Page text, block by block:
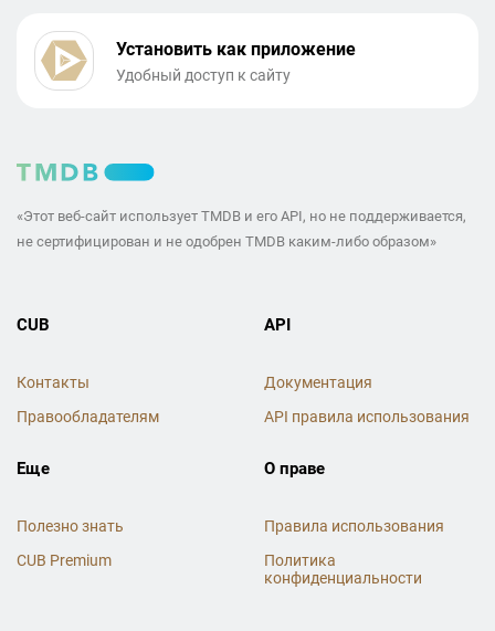
Установить как приложение
Удобный доступ к сайту
«Этот веб-сайт использует TMDB и его API, но не поддерживается,
не сертифицирован и не одобрен TMDB каким-либо образом»
CUB
Контакты
Правообладателям
API
Документация
API правила использования
Еще
Полезно знать
CUB Premium
О праве
Правила использования
Политика
конфиденциальности